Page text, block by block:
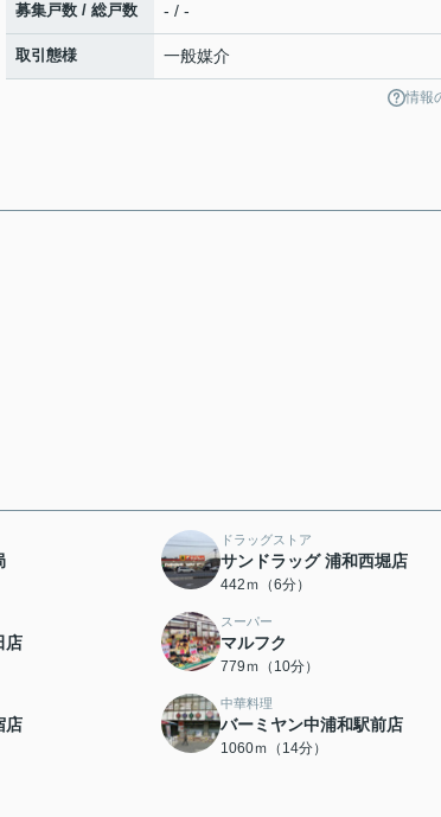
募集戸数 / 総戸数 - / -
取引態様 一般媒介
情報
ドラッグストア
サンドラッグ 浦和西堀店
442ｍ（6分）
店
スーパー
マルフク
779ｍ（10分）
店
中華料理
バーミヤン中浦和駅前店
1060ｍ（14分）